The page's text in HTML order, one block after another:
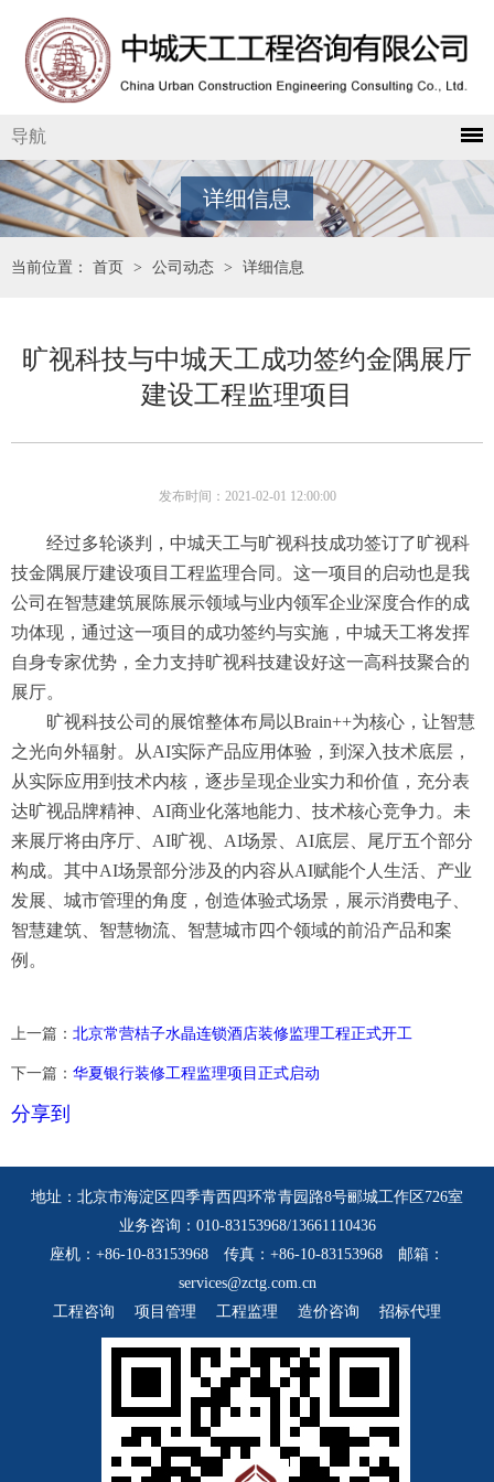
导航
详细信息
当前位置： 首页 > 公司动态 > 详细信息
旷视科技与中城天工成功签约金隅展厅
建设工程监理项目
发布时间：2021-02-01 12:00:00
经过多轮谈判，中城天工与旷视科技成功签订了旷视科
技金隅展厅建设项目工程监理合同。这一项目的启动也是我
公司在智慧建筑展陈展示领域与业内领军企业深度合作的成
功体现，通过这一项目的成功签约与实施，中城天工将发挥
自身专家优势，全力支持旷视科技建设好这一高科技聚合的
展厅。
旷视科技公司的展馆整体布局以Brain++为核心，让智慧
之光向外辐射。从AI实际产品应用体验，到深入技术底层，
从实际应用到技术内核，逐步呈现企业实力和价值，充分表
达旷视品牌精神、AI商业化落地能力、技术核心竞争力。 未
来展厅将由序厅、AI旷视、AI场景、AI底层、尾厅五个部分
构成。其中AI场景部分涉及的内容从AI赋能个人生活、产业
发展、城市管理的角度，创造体验式场景，展示消费电子、
智慧建筑、智慧物流、智慧城市四个领域的前沿产品和案
例。
上一篇： 北京常营桔子水晶连锁酒店装修监理工程正式开工
下一篇： 华夏银行装修工程监理项目正式启动
分享到
地址：北京市海淀区四季青西四环常青园路8号郦城工作区726室
业务咨询：010-83153968/13661110436
座机：+86-10-83153968 传真：+86-10-83153968 邮箱：
services@zctg.com.cn
工程咨询
项目管理 工程监理 造价咨询 招标代理